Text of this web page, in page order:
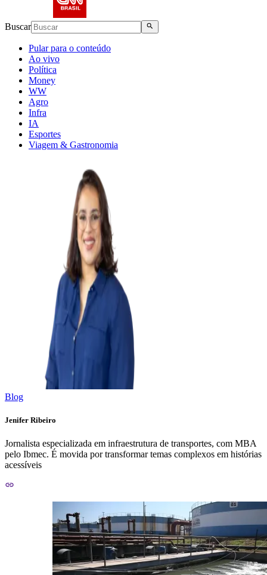
Buscar
Pular para o conteúdo
Ao vivo
Política
Money
WW
Agro
Infra
IA
Esportes
Viagem & Gastronomia
Blog
Jenifer Ribeiro
Jornalista especializada em infraestrutura de transportes, com MBA
pelo Ibmec. É movida por transformar temas complexos em histórias
acessíveis